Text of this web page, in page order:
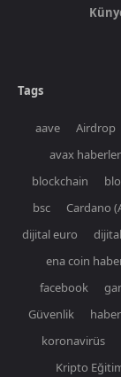
Tags
aave Airdrop
avax
blockchain
bsc
Cardano
dijital euro
ena coin
facebook
Güvenlik
haber
koronavirüs
Kripto